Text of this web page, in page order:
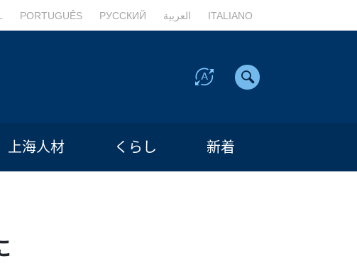
PORTUGUÊS РУССКИЙ العربية ITALIANO
上海人材 くらし 新着